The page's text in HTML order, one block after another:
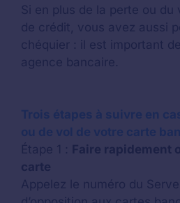
Si en plus de la perte ou
de crédit, vous avez aussi
chéquier : il est important
agence bancaire.
Trois étapes à suivre en
ou de vol de votre carte
Étape 1 : Faire rapidement
carte
Appelez le numéro du